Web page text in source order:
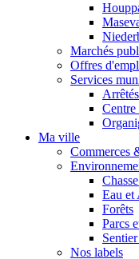
Marchés
Offres
Services
Centre
Ma ville
Commerces
Eau et
Forêts
Parcs
Nos labels